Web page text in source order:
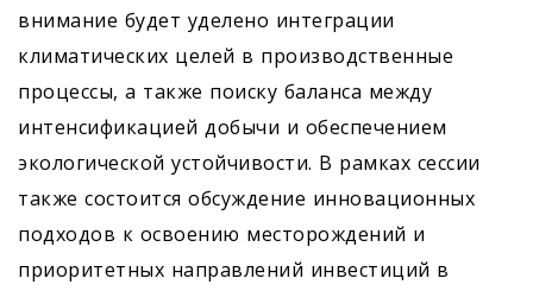
внимание будет уделено интеграции
климатических целей в производственные
процессы, а также поиску баланса между
интенсификацией добычи и обеспечением
экологической устойчивости. В рамках сессии
также состоится обсуждение инновационных
подходов к освоению месторождений и
приоритетных направлений инвестиций в